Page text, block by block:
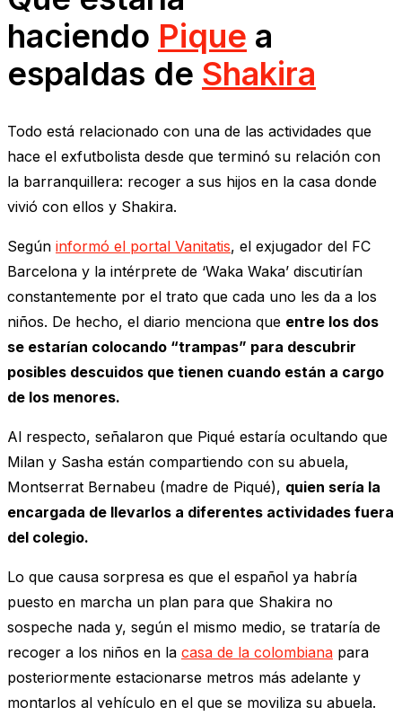
haciendo Pique a
espaldas de Shakira
Todo está relacionado con una de las actividades que
hace el exfutbolista desde que terminó su relación con
la barranquillera: recoger a sus hijos en la casa donde
vivió con ellos y Shakira.
Según informó el portal Vanitatis, el exjugador del FC
Barcelona y la intérprete de ‘Waka Waka’ discutirían
constantemente por el trato que cada uno les da a los
niños. De hecho, el diario menciona que entre los dos
se estarían colocando “trampas” para descubrir
posibles descuidos que tienen cuando están a cargo
de los menores.
Al respecto, señalaron que Piqué estaría ocultando que
Milan y Sasha están compartiendo con su abuela,
Montserrat Bernabeu (madre de Piqué), quien sería la
encargada de llevarlos a diferentes actividades fuera
del colegio.
Lo que causa sorpresa es que el español ya habría
puesto en marcha un plan para que Shakira no
sospeche nada y, según el mismo medio, se trataría de
recoger a los niños en la casa de la colombiana para
posteriormente estacionarse metros más adelante y
montarlos al vehículo en el que se moviliza su abuela.